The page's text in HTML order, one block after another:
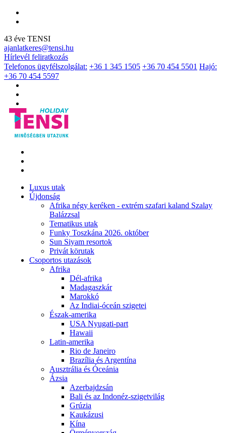
43 éve TENSI
ajanlatkeres@tensi.hu
Hírlevél feliratkozás
Telefonos ügyfélszolgálat: +36 1 345 1505 +36 70 454 5501 Hajó:
+36 70 454 5597
Luxus utak
Újdonság
Afrika négy keréken - extrém szafari kaland Szalay
Balázzsal
Tematikus utak
Funky Toszkána 2026. október
Sun Siyam resortok
Privát körutak
Csoportos utazások
Afrika
Dél-afrika
Madagaszkár
Marokkó
Az Indiai-óceán szigetei
Észak-amerika
USA Nyugati-part
Hawaii
Latin-amerika
Rio de Janeiro
Brazília és Argentína
Ausztrália és Óceánia
Ázsia
Azerbajdzsán
Bali és az Indonéz-szigetvilág
Grúzia
Kaukázusi
Kína